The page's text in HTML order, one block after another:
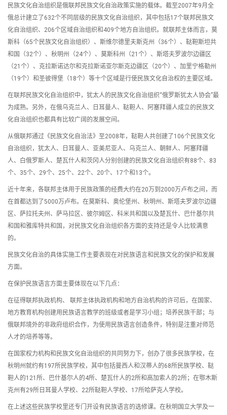
民族文化自治组织是俄联邦民族文化自治政策实施的载体。截至2007年9月全
俄总计建立了632个不同层级的民族文化自治组织，其中包括17个联邦民族文
化自治组织、206个区域自治组织和409个地方自治组织。就联邦主体而言，莫
斯科（65个民族文化自治组织）、斯维尔德里夫斯克州（36个）、鞑靼斯坦共
和国（32个）、秋明州（24个）、莫斯科州（21个）、斯塔夫罗波尔边疆区
（21个）、克拉斯诺达尔和克拉斯诺亚尔斯克边疆区（20个）、加里宁格勒州
（19个）和圣彼得堡（18个）等十个区域是行使民族文化自治权的主要区域。
在联邦民族文化自治组织中，犹太人的民族文化自治组织“俄罗斯犹太人协会”最
为成熟。另外，在俄乌克兰人、日耳曼人、鞑靼人、阿塞拜疆人成立的民族文
化自治组织也都具有比较广阔的发展空间。
从俄联邦通过《民族文化自治法》至2008年，鞑靼人共创建了106个民族文化
自治组织，犹太人、日耳曼人、亚美尼亚人、乌克兰人、朝鲜人、阿塞拜疆
人、白俄罗斯人、楚瓦什人和茨冈人分别创建的民族文化自治组织有88个、83
个、35个、29个、25个、22个、20个、17个和13个。
近十年来，各联邦主体用于民族政策的经费大约在20万到2000万卢布之间，而
在首都达到了5000万卢布。在莫斯科、奥伦堡州、秋明州、斯塔夫罗波尔边疆
区、萨拉托夫州、萨马拉区、彼尔姆区、科米共和国以及楚瓦什、巴什基尔共
和国和雅库特共和国，对民族文化自治组织各方面的支持还是令人比较满意
的。
民族文化自治的具体实施工作主要表现在对民族语言和民族文化的保护和发展
方面。
在保护民族语言方面主要体现在以下几点：
在征得联邦执政机构、 联邦主体执政机构和地方自治机构的许可后，在国家、
地方教育机构创建用民族语言教学的班级或者是学习小组；培养民族干部；与
俄联邦境外的非政府组织合作，为使用民族语言创造条件，特别是注重对师范
人才的培养等等。
在国家权力机构和民族文化自治组织的共同努力下，创办了很多民族学校，在
秋明州就约有197所民族学校，其中包括曼西人和汉蒂人的68所民族学校、鞑
靼人的121所、巴什基尔人的4所、楚瓦什人的2所和高加索人的2所；在鄂木斯
克州有29所日耳曼人学校、22所鞑靼人学校、17所哈萨克人学校。
在上述这些民族学校里还专门开设有民族语言的选修课。在秋明国立大学及一